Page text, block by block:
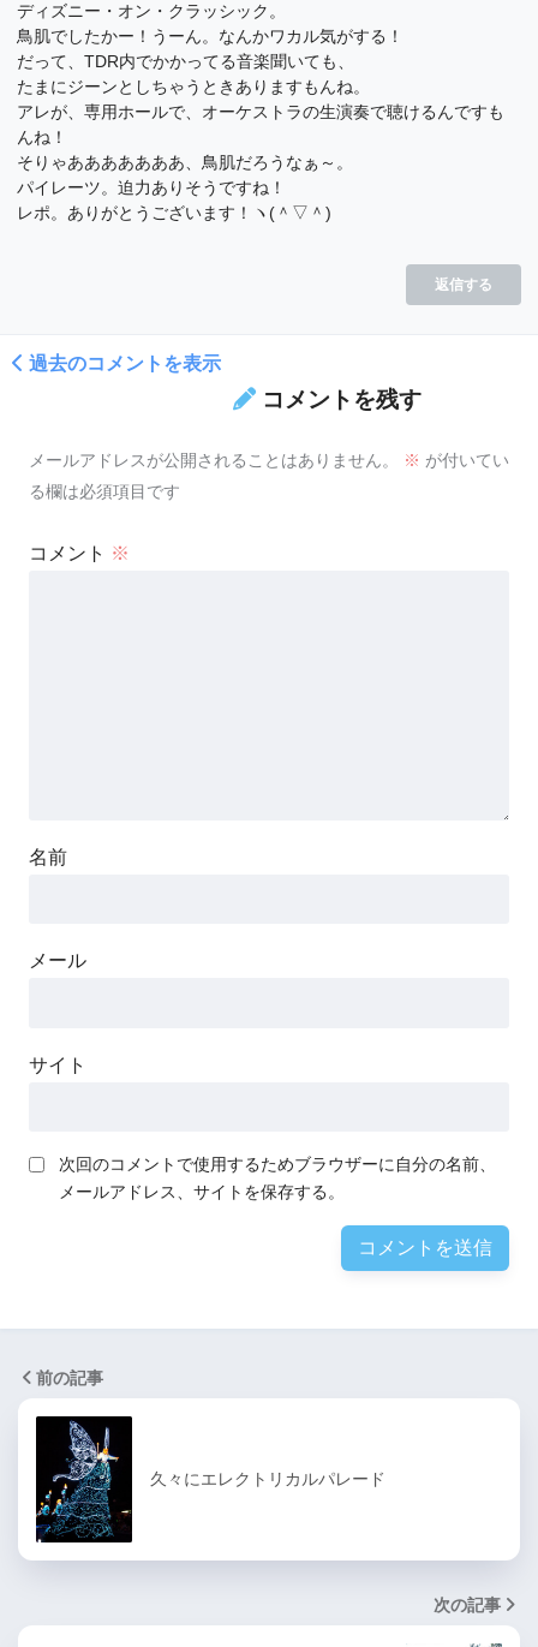
ディズニー・オン・クラッシック。
鳥肌でしたかー！うーん。なんかワカル気がする！
だって、TDR内でかかってる音楽聞いても、
たまにジーンとしちゃうときありますもんね。
アレが、専用ホールで、オーケストラの生演奏で聴けるんですも
んね！
そりゃあああああああ、鳥肌だろうなぁ～。
パイレーツ。迫力ありそうですね！
レポ。ありがとうございます！ヽ(＾▽＾)
返信する
過去のコメントを表示
コメントを残す
メールアドレスが公開されることはありません。 ※ が付いてい
る欄は必須項目です
コメント ※
名前
メール
サイト
次回のコメントで使用するためブラウザーに自分の名前、
メールアドレス、サイトを保存する。
前の記事
久々にエレクトリカルパレード
次の記事